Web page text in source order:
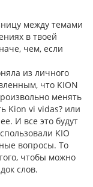
между темами
в твоей
чем, если
из личного
что KION
менять
Kion vi vidas? или
И все это будут
KIO
вопросы. То
чтобы можно
слов.